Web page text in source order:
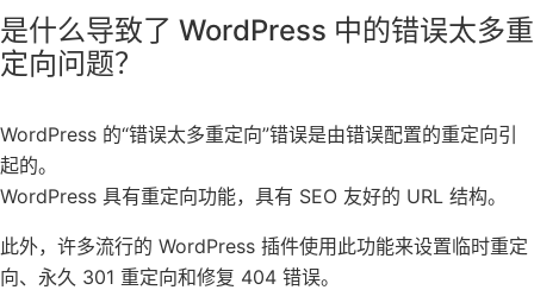
是什么导致了 WordPress 中的错误太多重
定向问题？
WordPress 的“错误太多重定向”错误是由错误配置的重定向引
起的。
WordPress 具有重定向功能，具有 SEO 友好的 URL 结构。
此外，许多流行的 WordPress 插件使用此功能来设置临时重定
向、永久 301 重定向和修复 404 错误。